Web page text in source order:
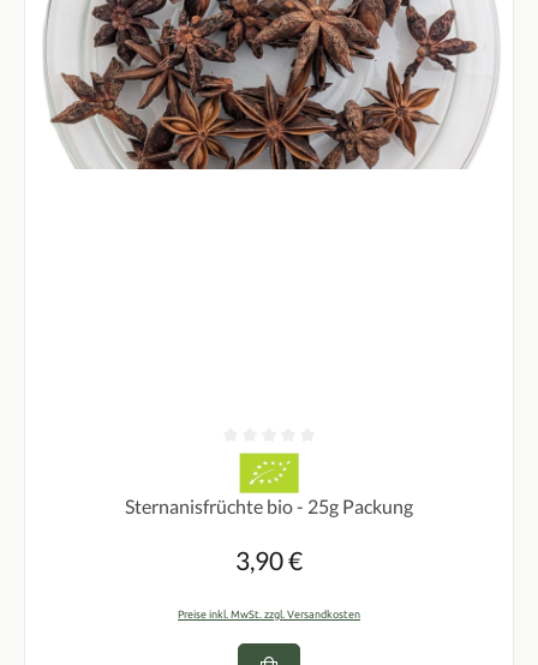
Durchschnittliche Bewertung von 0 von 5 Sternen
Sternanisfrüchte bio - 25g Packung
Regulärer Preis:
3,90 €
Preise inkl. MwSt. zzgl. Versandkosten